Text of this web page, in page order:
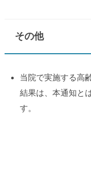
その他
当院で実施する高
結果は、本通知と
す。